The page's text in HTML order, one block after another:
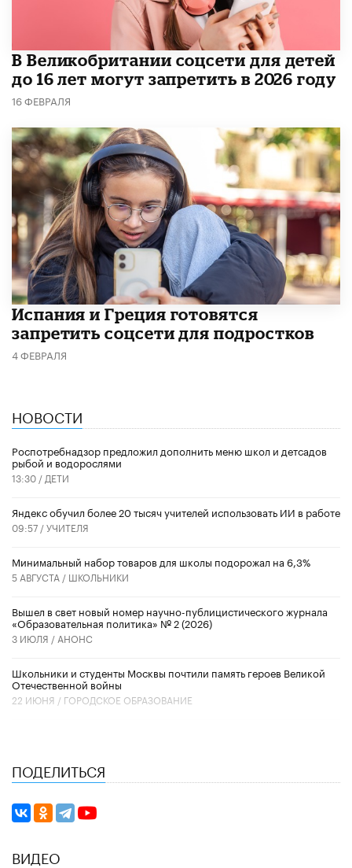
В Великобритании соцсети для детей
до 16 лет могут запретить в 2026 году
16 ФЕВРАЛЯ
Испания и Греция готовятся
запретить соцсети для подростков
4 ФЕВРАЛЯ
НОВОСТИ
Роспотребнадзор предложил дополнить меню школ и детсадов
рыбой и водорослями
13:30 / ДЕТИ
​Яндекс обучил более 20 тысяч учителей использовать ИИ в работе
09:57 /УЧИТЕЛЯ
Минимальный набор товаров для школы подорожал на 6,3%
5 АВГУСТА / ШКОЛЬНИКИ
Вышел в свет новый номер научно-публицистического журнала
«Образовательная политика» № 2 (2026)
3 ИЮЛЯ / АНОНС
Школьники и студенты Москвы почтили память героев Великой
Отечественной войны
22 ИЮНЯ / ГОРОДСКОЕ ОБРАЗОВАНИЕ
ПОДЕЛИТЬСЯ
ВИДЕО